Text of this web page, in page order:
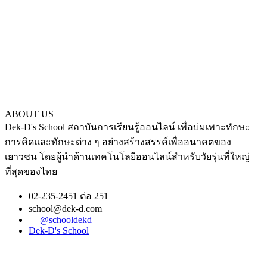
ABOUT US
Dek-D's School สถาบันการเรียนรู้ออนไลน์ เพื่อบ่มเพาะทักษะ
การคิดและทักษะต่าง ๆ อย่างสร้างสรรค์เพื่ออนาคตของ
เยาวชน โดยผู้นำด้านเทคโนโลยีออนไลน์สำหรับวัยรุ่นที่ใหญ่
ที่สุดของไทย
02-235-2451 ต่อ 251
school@dek-d.com
@schooldekd
Dek-D's School